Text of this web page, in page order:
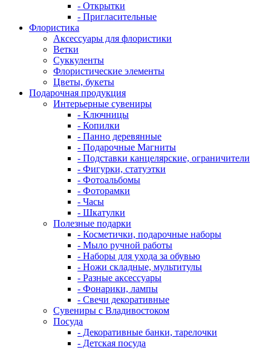
- Открытки
- Пригласительные
Флористика
Аксессуары для флористики
Ветки
Суккуленты
Флористические элементы
Цветы, букеты
Подарочная продукция
Интерьерные сувениры
- Ключницы
- Копилки
- Панно деревянные
- Подарочные Магниты
- Подставки канцелярские, ограничители
- Фигурки, статуэтки
- Фотоальбомы
- Фоторамки
- Часы
- Шкатулки
Полезные подарки
- Косметички, подарочные наборы
- Мыло ручной работы
- Наборы для ухода за обувью
- Ножи складные, мультитулы
- Разные аксессуары
- Фонарики, лампы
- Свечи декоративные
Сувениры с Владивостоком
Посуда
- Декоративные банки, тарелочки
- Детская посуда